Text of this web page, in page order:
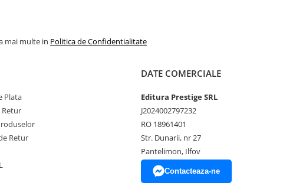
mai multe in Politica de Confidentialitate
Plata
Retur
Retur
DATE COMERCIALE
Editura Prestige SRL
J2024002797232
RO 18961401
Str. Dunarii, nr 27
Pantelimon, Ilfov
Contacteaza-ne